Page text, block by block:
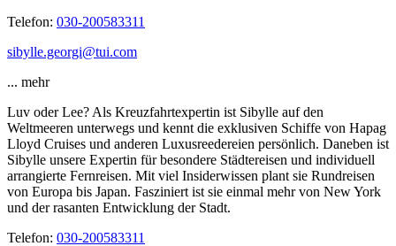
Telefon: 030-200583311
sibylle.georgi@tui.com
... mehr
Luv oder Lee? Als Kreuzfahrtexpertin ist Sibylle auf den
Weltmeeren unterwegs und kennt die exklusiven Schiffe von Hapag
Lloyd Cruises und anderen Luxusreedereien persönlich. Daneben ist
Sibylle unsere Expertin für besondere Städtereisen und individuell
arrangierte Fernreisen. Mit viel Insiderwissen plant sie Rundreisen
von Europa bis Japan. Fasziniert ist sie einmal mehr von New York
und der rasanten Entwicklung der Stadt.
Telefon: 030-200583311